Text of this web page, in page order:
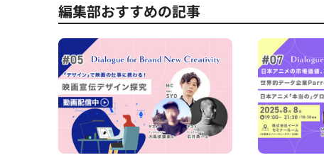
編集部おすすめの記事